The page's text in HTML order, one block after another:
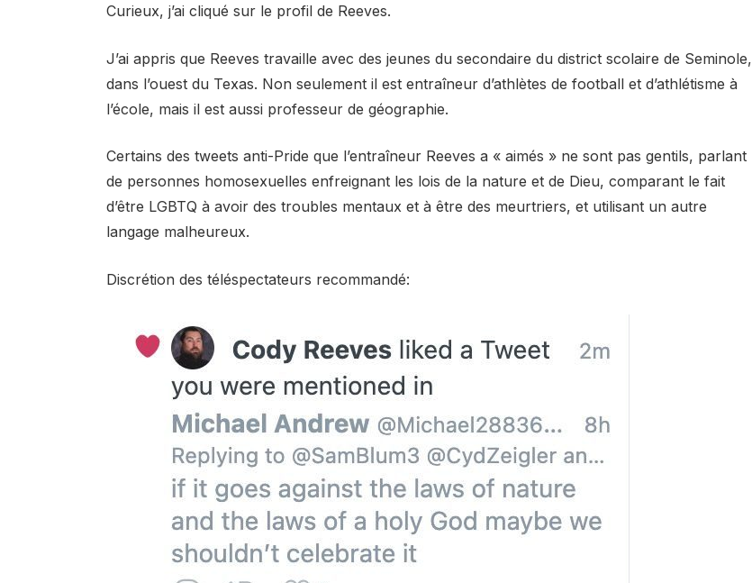
Curieux, j’ai cliqué sur le profil de Reeves.
J’ai appris que Reeves travaille avec des jeunes du secondaire du district scolaire de Seminole,
dans l’ouest du Texas. Non seulement il est entraîneur d’athlètes de football et d’athlétisme à
l’école, mais il est aussi professeur de géographie.
Certains des tweets anti-Pride que l’entraîneur Reeves a « aimés » ne sont pas gentils, parlant
de personnes homosexuelles enfreignant les lois de la nature et de Dieu, comparant le fait
d’être LGBTQ à avoir des troubles mentaux et à être des meurtriers, et utilisant un autre
langage malheureux.
Discrétion des téléspectateurs recommandé: